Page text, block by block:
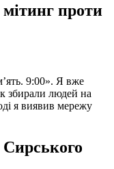
проти
9:00». Я вже
збирали людей на
я виявив мережу
Сирського